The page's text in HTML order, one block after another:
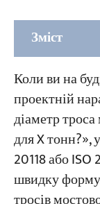
Зміст
мостового
2. Визначте
Клас A —
підйому
Клас B —
Коли ви на
проектній
діаметр
для X тонн?»,
20118 або ISO
швидку